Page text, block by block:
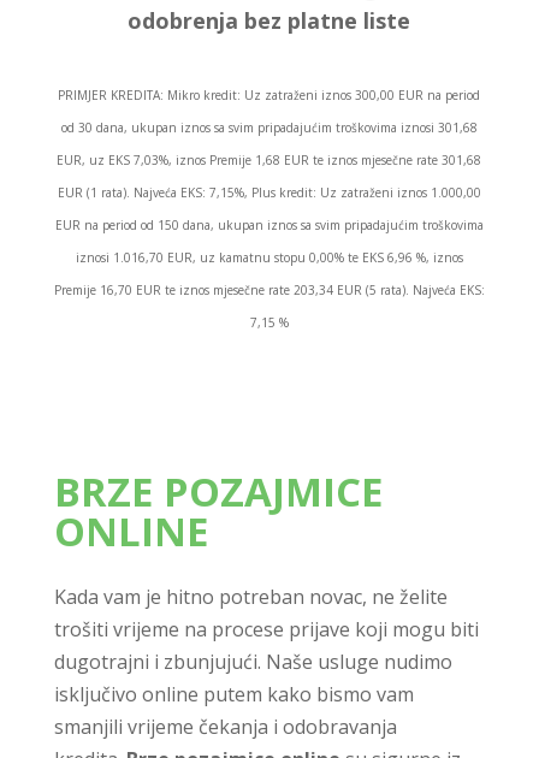
odobrenja bez platne liste
PRIMJER KREDITA: Mikro kredit: Uz zatraženi iznos 300,00 EUR na period
od 30 dana, ukupan iznos sa svim pripadajućim troškovima iznosi 301,68
EUR, uz EKS 7,03%, iznos Premije 1,68 EUR te iznos mjesečne rate 301,68
EUR (1 rata). Najveća EKS: 7,15%, Plus kredit: Uz zatraženi iznos 1.000,00
EUR na period od 150 dana, ukupan iznos sa svim pripadajućim troškovima
iznosi 1.016,70 EUR, uz kamatnu stopu 0,00% te EKS 6,96 %, iznos
Premije 16,70 EUR te iznos mjesečne rate 203,34 EUR (5 rata). Najveća EKS:
7,15 %
BRZE POZAJMICE
ONLINE
Kada vam je hitno potreban novac, ne želite
trošiti vrijeme na procese prijave koji mogu biti
dugotrajni i zbunjujući. Naše usluge nudimo
isključivo online putem kako bismo vam
smanjili vrijeme čekanja i odobravanja